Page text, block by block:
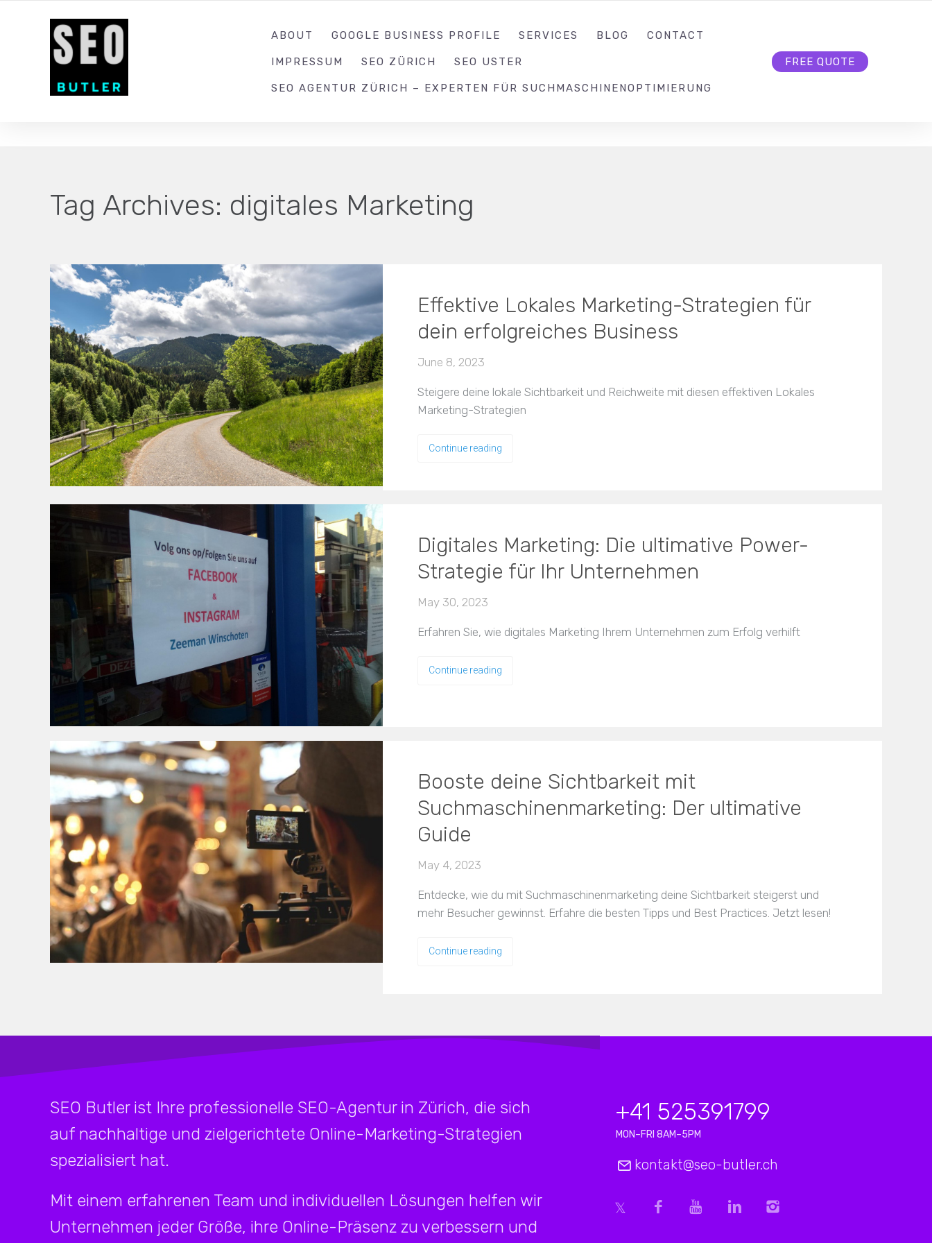
ABOUT GOOGLE BUSINESS PROFILE SERVICES BLOG CONTACT
IMPRESSUM SEO ZÜRICH SEO USTER
SEO AGENTUR ZÜRICH – EXPERTEN FÜR SUCHMASCHINENOPTIMIERUNG
FREE QUOTE
Tag Archives: digitales Marketing
Effektive Lokales Marketing-Strategien für
dein erfolgreiches Business
June 8, 2023
Steigere deine lokale Sichtbarkeit und Reichweite mit diesen effektiven Lokales
Marketing-Strategien
Continue reading
Digitales Marketing: Die ultimative Power-
Strategie für Ihr Unternehmen
May 30, 2023
Erfahren Sie, wie digitales Marketing Ihrem Unternehmen zum Erfolg verhilft
Continue reading
Booste deine Sichtbarkeit mit
Suchmaschinenmarketing: Der ultimative
Guide
May 4, 2023
Entdecke, wie du mit Suchmaschinenmarketing deine Sichtbarkeit steigerst und
mehr Besucher gewinnst. Erfahre die besten Tipps und Best Practices. Jetzt lesen!
Continue reading
SEO Butler ist Ihre professionelle SEO-Agentur in Zürich, die sich
auf nachhaltige und zielgerichtete Online-Marketing-Strategien
spezialisiert hat.
Mit einem erfahrenen Team und individuellen Lösungen helfen wir
Unternehmen jeder Größe, ihre Online-Präsenz zu verbessern und
+41 525391799
MON–FRI 8AM–5PM
kontakt@seo-butler.ch